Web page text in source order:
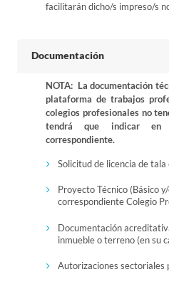
facilitarán dicho/s impreso/s
Documentación
NOTA: La documentación
plataforma de trabajos
colegios profesionales no
tendrá que indicar
correspondiente.
Solicitud de licencia de
Proyecto Técnico (Básico
correspondiente Colegio
Documentación
inmueble o terreno (en su
Autorizaciones sectoriales